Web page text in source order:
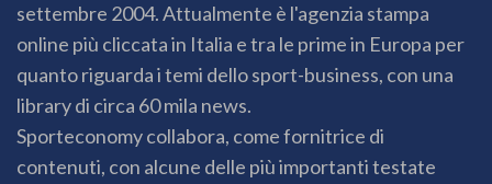
settembre 2004. Attualmente è l'agenzia stampa
online più cliccata in Italia e tra le prime in Europa per
quanto riguarda i temi dello sport-business, con una
library di circa 60 mila news.
Sporteconomy collabora, come fornitrice di
contenuti, con alcune delle più importanti testate